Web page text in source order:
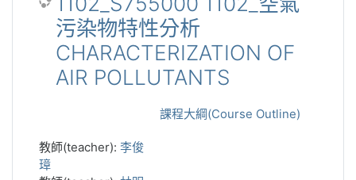
污染物特性分析
CHARACTERIZATION OF
AIR POLLUTANTS
課程大綱(Course Outline)
教師(teacher): 李俊
璋